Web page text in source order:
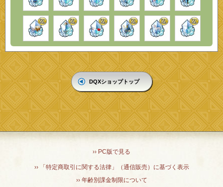
DQXショップトップ
›› PC版で見る
›› 「特定商取引に関する法律」（通信販売）に基づく表示
›› 年齢別課金制限について